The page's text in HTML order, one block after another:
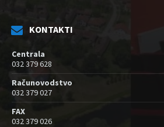
KONTAKTI
Centrala
032 379 628
Računovodstvo
032 379 027
FAX
032 379 026